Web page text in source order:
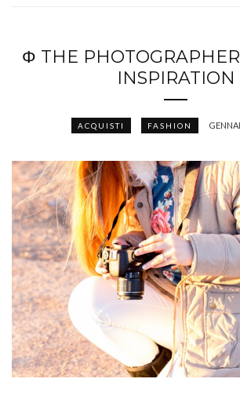
Φ THE
INSPIRATION
ACQUISTI FASHION